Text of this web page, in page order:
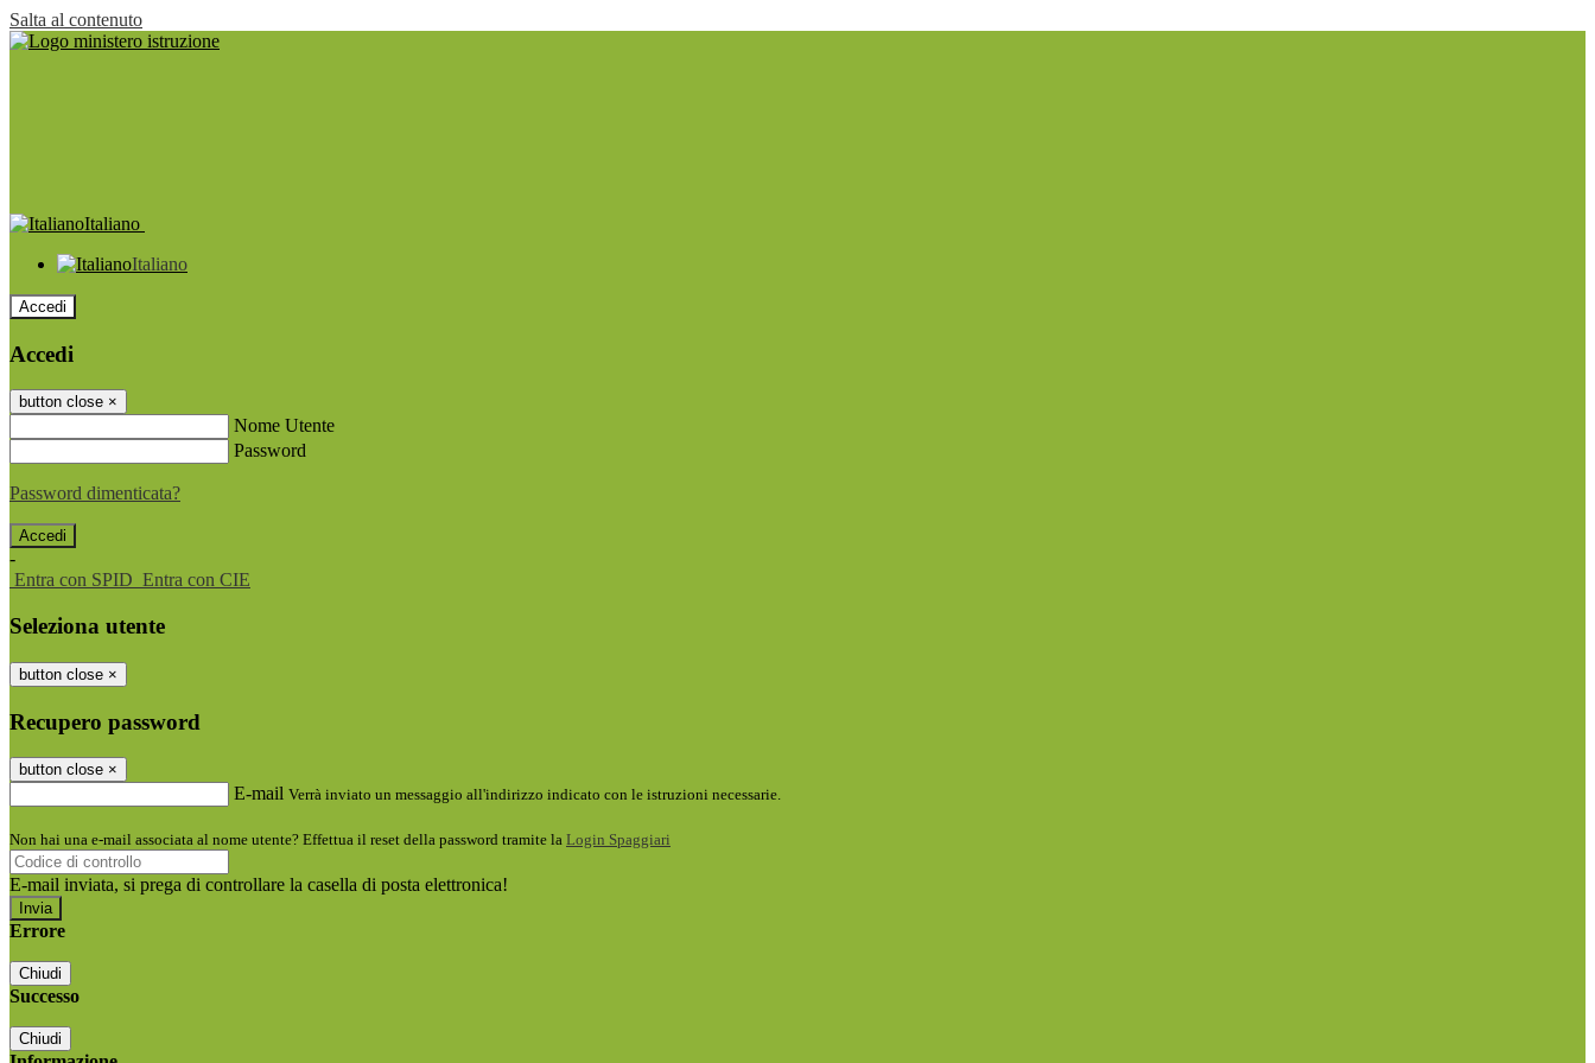
Salta al contenuto
Italiano
Italiano
Accedi
Accedi
button close ×
Nome Utente
Password
Password dimenticata?
-
Entra con SPID Entra con CIE
Seleziona utente
button close ×
Recupero password
button close ×
E-mail Verrà inviato un messaggio all'indirizzo indicato con le istruzioni necessarie.
Non hai una e-mail associata al nome utente? Effettua il reset della password tramite la Login Spaggiari
E-mail inviata, si prega di controllare la casella di posta elettronica!
Errore
Chiudi
Successo
Chiudi